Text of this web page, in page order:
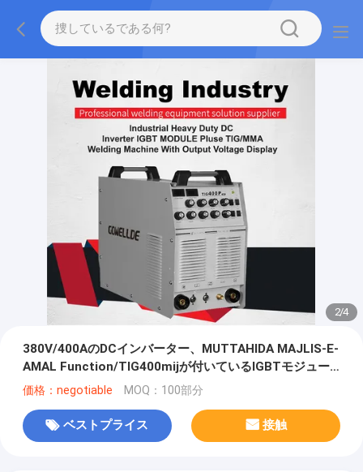
2/4
380V/400AのDCインバーター、MUTTAHIDA MAJLIS-E-
AMAL Function/TIG400mijが付いているIGBTモジュー
ルのティグ溶接機械溶接工用具/装置
価格：negotiable MOQ：100部分
ベストプライス 接触